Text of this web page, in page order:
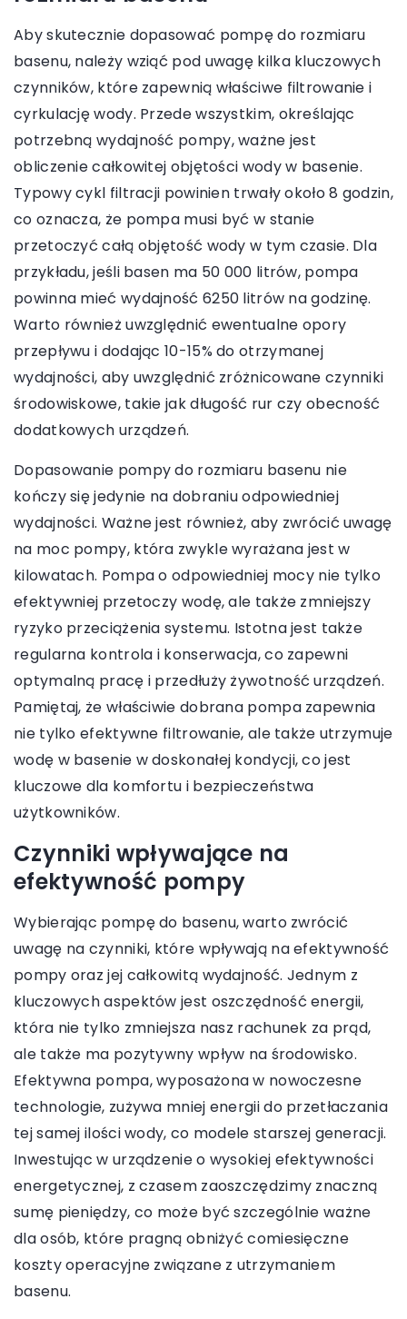
Aby skutecznie dopasować pompę do rozmiaru
basenu, należy wziąć pod uwagę kilka kluczowych
czynników, które zapewnią właściwe filtrowanie i
cyrkulację wody. Przede wszystkim, określając
potrzebną wydajność pompy, ważne jest
obliczenie całkowitej objętości wody w basenie.
Typowy cykl filtracji powinien trwały około 8 godzin,
co oznacza, że pompa musi być w stanie
przetoczyć całą objętość wody w tym czasie. Dla
przykładu, jeśli basen ma 50 000 litrów, pompa
powinna mieć wydajność 6250 litrów na godzinę.
Warto również uwzględnić ewentualne opory
przepływu i dodając 10-15% do otrzymanej
wydajności, aby uwzględnić zróżnicowane czynniki
środowiskowe, takie jak długość rur czy obecność
dodatkowych urządzeń.
Dopasowanie pompy do rozmiaru basenu nie
kończy się jedynie na dobraniu odpowiedniej
wydajności. Ważne jest również, aby zwrócić uwagę
na moc pompy, która zwykle wyrażana jest w
kilowatach. Pompa o odpowiedniej mocy nie tylko
efektywniej przetoczy wodę, ale także zmniejszy
ryzyko przeciążenia systemu. Istotna jest także
regularna kontrola i konserwacja, co zapewni
optymalną pracę i przedłuży żywotność urządzeń.
Pamiętaj, że właściwie dobrana pompa zapewnia
nie tylko efektywne filtrowanie, ale także utrzymuje
wodę w basenie w doskonałej kondycji, co jest
kluczowe dla komfortu i bezpieczeństwa
użytkowników.
Czynniki wpływające na
efektywność pompy
Wybierając pompę do basenu, warto zwrócić
uwagę na czynniki, które wpływają na efektywność
pompy oraz jej całkowitą wydajność. Jednym z
kluczowych aspektów jest oszczędność energii,
która nie tylko zmniejsza nasz rachunek za prąd,
ale także ma pozytywny wpływ na środowisko.
Efektywna pompa, wyposażona w nowoczesne
technologie, zużywa mniej energii do przetłaczania
tej samej ilości wody, co modele starszej generacji.
Inwestując w urządzenie o wysokiej efektywności
energetycznej, z czasem zaoszczędzimy znaczną
sumę pieniędzy, co może być szczególnie ważne
dla osób, które pragną obniżyć comiesięczne
koszty operacyjne związane z utrzymaniem
basenu.